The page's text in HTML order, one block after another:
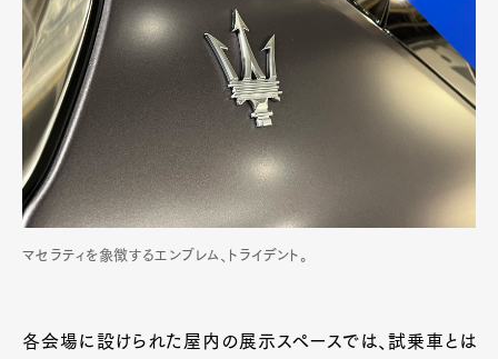
マセラティを象徴するエンブレム、トライデント。
各会場に設けられた屋内の展示スペースでは、試乗車とは